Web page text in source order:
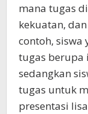
mana tugas
kekuatan,
contoh, siswa
tugas berupa
sedangkan
tugas untuk
presentasi